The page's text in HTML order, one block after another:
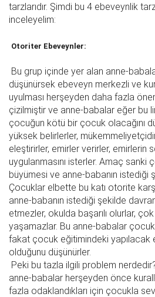
tarzlarıdır. Şimdi bu 4 ebeveynlik
inceleyelim:
Otoriter Ebeveynler:
Bu grup içinde yer alan anne-
düşünürsek ebeveyn merkezli ve
uyulması herşeyden daha fazla
çizilmiştir ve anne-babalar eğer bu
çocuğun kötü bir çocuk olacağını
yüksek belirlerler,
eleştirirler, emirler verirler, emirlerin
uygulanmasını isterler. Amaç sanki
büyümesi ve anne-babanın istediği
Çocuklar elbette bu katı otorite
anne-babanın istediği şekilde
etmezler, okulda başarılı olurlar,
yaşamazlar. Bu anne-babalar
fakat çocuk eğitimindeki yapılacak
olduğunu düşünürler.
Peki bu tazla ilgili problem
anne-babalar herşeyden önce
fazla odaklandıkları için çocukla